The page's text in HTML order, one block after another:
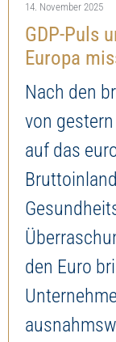
14. November 2025
GDP-Puls
Europa
Nach den
von
auf das
den Euro